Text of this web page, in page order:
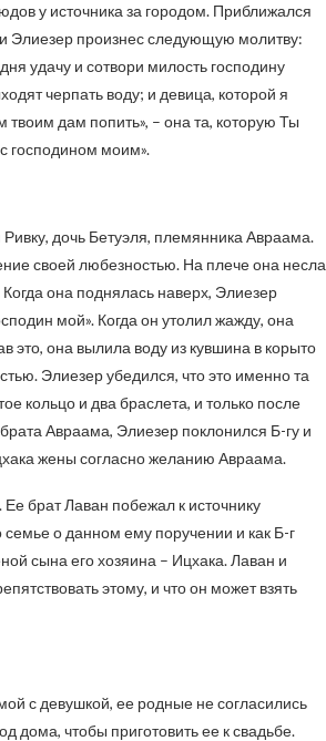
у источника за городом. Приближался
Элиезер произнес следующую молитву:
удачу и сотвори милость господину
черпать воду; и девица, которой я
твоим дам попить», – она та, которую Ты
господином моим».
дочь Бетуэля, племянника Авраама.
своей любезностью. На плече она несла
она поднялась наверх, Элиезер
мой». Когда он утолил жажду, она
это, она вылила воду из кувшина в корыто
Элиезер убедился, что это именно та
кольцо и два браслета, и только после
Авраама, Элиезер поклонился Б-гу и
жены согласно желанию Авраама.
брат Лаван побежал к источнику
о данном ему поручении и как Б-г
сына его хозяина – Ицхака. Лаван и
этому, и что он может взять
с девушкой, ее родные не согласились
дома, чтобы приготовить ее к свадьбе.